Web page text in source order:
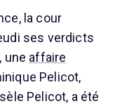
la cour
ses verdicts
une affaire
Pelicot,
Pelicot, a été